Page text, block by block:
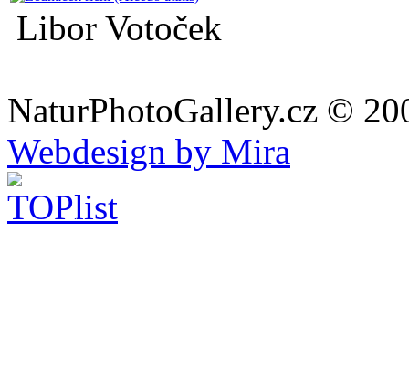
Libor Votoček
NaturPhotoGallery.cz ©
Webdesign by Mira